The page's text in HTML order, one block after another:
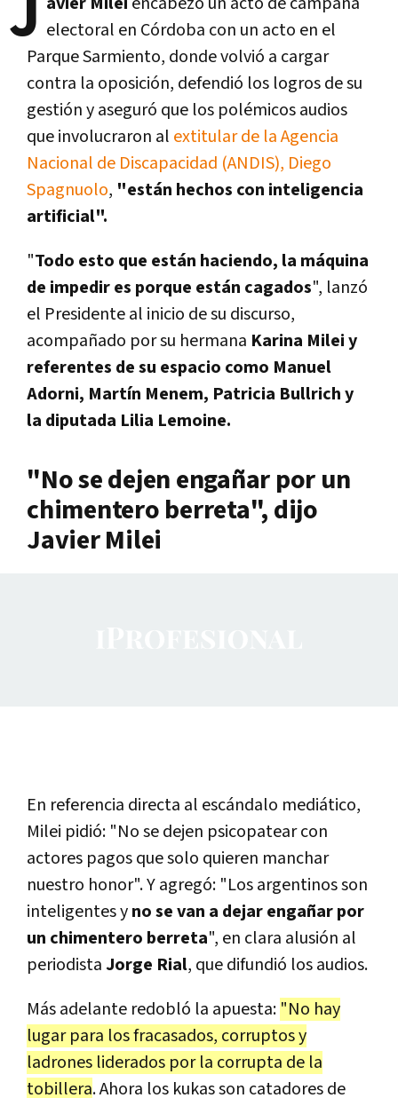
J electoral en Córdoba con un acto en el
Parque Sarmiento, donde volvió a cargar
contra la oposición, defendió los logros de su
gestión y aseguró que los polémicos audios
que involucraron al extitular de la Agencia
Nacional de Discapacidad (ANDIS), Diego
Spagnuolo, "están hechos con inteligencia
artificial".
"Todo esto que están haciendo, la máquina
de impedir es porque están cagados", lanzó
el Presidente al inicio de su discurso,
acompañado por su hermana Karina Milei y
referentes de su espacio como Manuel
Adorni, Martín Menem, Patricia Bullrich y
la diputada Lilia Lemoine.
"No se dejen engañar por un
chimentero berreta", dijo
Javier Milei
En referencia directa al escándalo mediático,
Milei pidió: "No se dejen psicopatear con
actores pagos que solo quieren manchar
nuestro honor". Y agregó: "Los argentinos son
inteligentes yno se van a dejar engañar por
un chimentero berreta", en clara alusión al
periodistaJorge Rial, que difundió los audios.
Más adelante redobló la apuesta: "No hay
lugar para los fracasados, corruptos y
ladrones liderados por la corrupta de la
tobillera. Ahora los kukas son catadores de